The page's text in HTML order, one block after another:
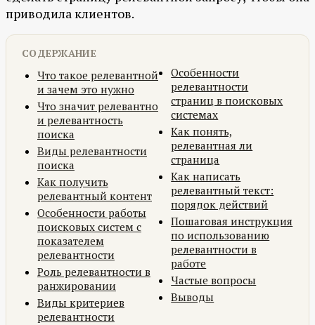
приводила клиентов.
СОДЕРЖАНИЕ
Что такое релевантной
и зачем это нужно
Что значит релевантно
и релевантность
поиска
Виды релевантности
поиска
Как получить
релевантный контент
Особенности работы
поисковых систем с
показателем
релевантности
Роль релевантности в
ранжировании
Виды критериев
релевантности
Особенности
релевантности
страниц в поисковых
системах
Как понять,
релевантная ли
страница
Как написать
релевантный текст:
порядок действий
Пошаговая инструкция
по использованию
релевантности в
работе
Частые вопросы
Выводы